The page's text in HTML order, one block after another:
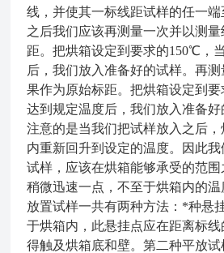
线，并使其一标线距试样的任一端
之后我们应该再测量一次并以测
距。把烘箱设定到要求的150℃，
后，我们放入准备好的试样。再
果作为原始标距。把烘箱设定到
达到规定温度后，我们放入准备
注意的是当我们把试样放入之后，
内重新回升到设定的温度。因此我
试样，应该在烘箱能够承受的范
稍微迅速一点，不至于烘箱内的
放置试样一共有两种方法：*种悬
于烘箱内，此悬挂点应在距离标
得触及烘箱底和壁。第二种平放